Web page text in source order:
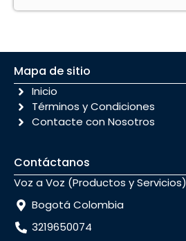
Mapa de sitio
Inicio
Términos y Condiciones
Contacte con Nosotros
Contáctanos
Voz a Voz (Productos y Servicios)
Bogotá Colombia
3219650074